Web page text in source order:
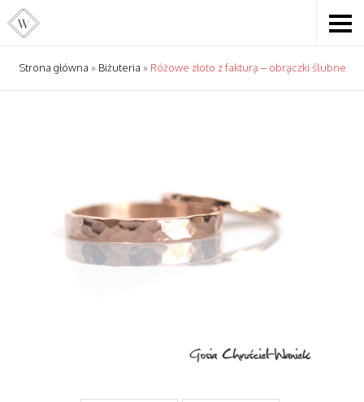
Strona główna » Biżuteria » Różowe złoto z fakturą – obrączki ślubne